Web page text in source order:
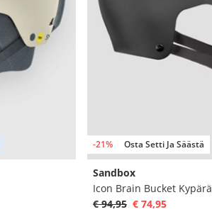
-21% Osta Setti Ja Säästä
Sandbox
Icon Brain Bucket Kypärä
€ 94,95 € 74,95